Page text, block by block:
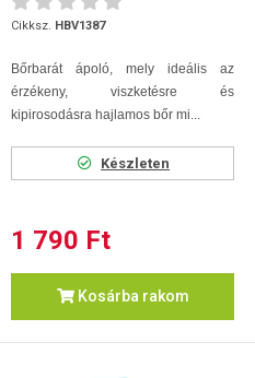
Cikksz. HBV1387
Bőrbarát ápoló, mely ideális az
érzékeny, viszketésre és
kipirosodásra hajlamos bőr mi...
Készleten
1 790 Ft
Kosárba rakom